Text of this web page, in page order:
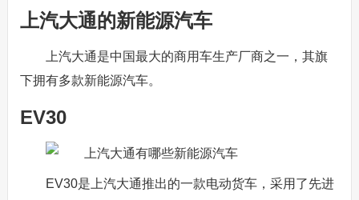
上汽大通的新能源汽车
上汽大通是中国最大的商用车生产厂商之一，其旗
下拥有多款新能源汽车。
EV30
EV30是上汽大通推出的一款电动货车，采用了先进